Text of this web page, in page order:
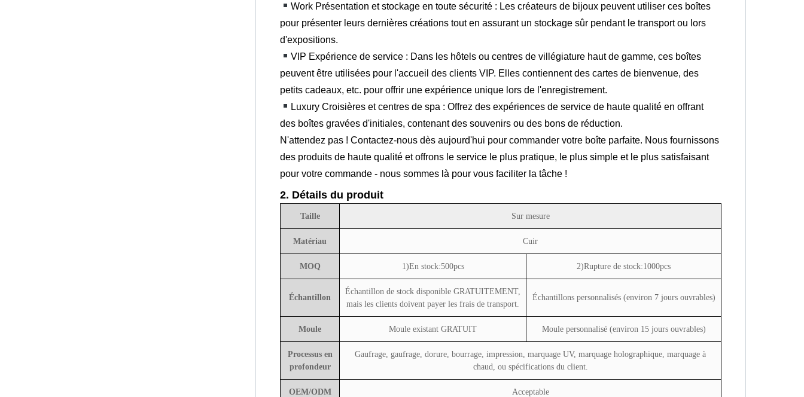
Work Présentation et stockage en toute sécurité : Les créateurs de bijoux peuvent utiliser ces boîtes
pour présenter leurs dernières créations tout en assurant un stockage sûr pendant le transport ou lors
d'expositions.
VIP Expérience de service : Dans les hôtels ou centres de villégiature haut de gamme, ces boîtes
peuvent être utilisées pour l'accueil des clients VIP. Elles contiennent des cartes de bienvenue, des
petits cadeaux, etc. pour offrir une expérience unique lors de l'enregistrement.
Luxury Croisières et centres de spa : Offrez des expériences de service de haute qualité en offrant
des boîtes gravées d'initiales, contenant des souvenirs ou des bons de réduction.
N'attendez pas ! Contactez-nous dès aujourd'hui pour commander votre boîte parfaite. Nous fournissons
des produits de haute qualité et offrons le service le plus pratique, le plus simple et le plus satisfaisant
pour votre commande - nous sommes là pour vous faciliter la tâche !
2. Détails du produit
Taille Sur mesure
Matériau Cuir
MOQ 1)En stock:500pcs 2)Rupture de stock:1000pcs
Échantillon
Échantillon de stock disponible GRATUITEMENT,
mais les clients doivent payer les frais de transport.
Échantillons personnalisés (environ 7 jours ouvrables)
Moule Moule existant GRATUIT Moule personnalisé (environ 15 jours ouvrables)
Processus en
profondeur
Gaufrage, gaufrage, dorure, bourrage, impression, marquage UV, marquage holographique, marquage à
chaud, ou spécifications du client.
OEM/ODM Acceptable